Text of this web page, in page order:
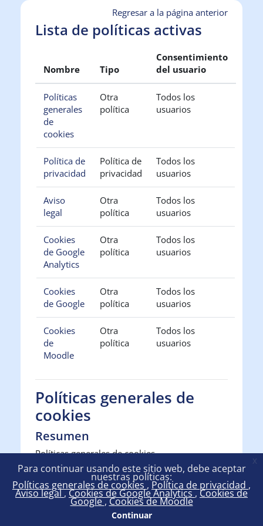
Salta al contenido principal
Para continuar usando este sitio web, debe aceptar
nuestras políticas:
Políticas generales de cookies Política de privacidad
Aviso legal Cookies de Google Analytics Cookies de
Google Cookies de Moodle
Continuar
x
Regresar a la página anterior
Lista de políticas activas
Nombre Tipo
Consentimiento
del usuario
Políticas
generales
de
cookies
Otra
política
Todos los
usuarios
Política de
privacidad
Política de
privacidad
Todos los
usuarios
Aviso
legal
Otra
política
Todos los
usuarios
Cookies
de Google
Analytics
Otra
política
Todos los
usuarios
Cookies
de Google
Otra
política
Todos los
usuarios
Cookies
de
Moodle
Otra
política
Todos los
usuarios
Políticas generales de
cookies
Resumen
Políticas generales de cookies
Política completa
POLÍTICA DE COOKIES